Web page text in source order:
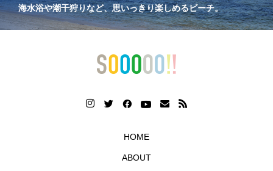
海水浴や潮干狩りなど、思いっきり楽しめるビーチ。
HOME
ABOUT